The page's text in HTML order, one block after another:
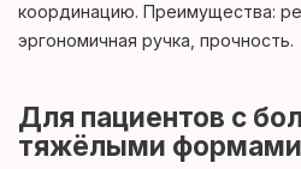
координацию. Преимущества:
эргономичная ручка, прочность.
Для пациентов с
тяжёлыми формами